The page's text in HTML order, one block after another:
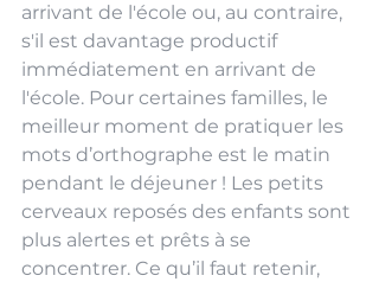
arrivant de l'école ou, au contraire,
s'il est davantage productif
immédiatement en arrivant de
l'école. Pour certaines familles, le
meilleur moment de pratiquer les
mots d’orthographe est le matin
pendant le déjeuner ! Les petits
cerveaux reposés des enfants sont
plus alertes et prêts à se
concentrer. Ce qu’il faut retenir,